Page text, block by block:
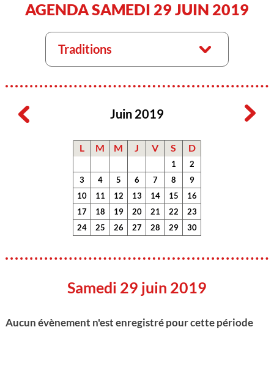
AGENDA SAMEDI 29 JUIN 2019
Traditions
Juin 2019
L M M J V S D
1
2
3
4 5 6 7 8
9
10
11 12 13 14 15
16
17
18 19 20 21 22
23
24
25 26 27 28 29 30
Samedi 29 juin 2019
Aucun évènement n'est enregistré pour cette période